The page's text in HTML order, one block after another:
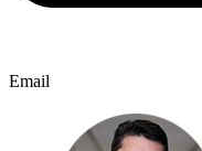
Email